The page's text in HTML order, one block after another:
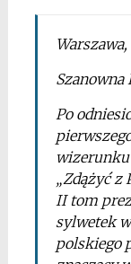
Szanowna
Po
„Zdążyć z
II tom
sylwetek
polskiego